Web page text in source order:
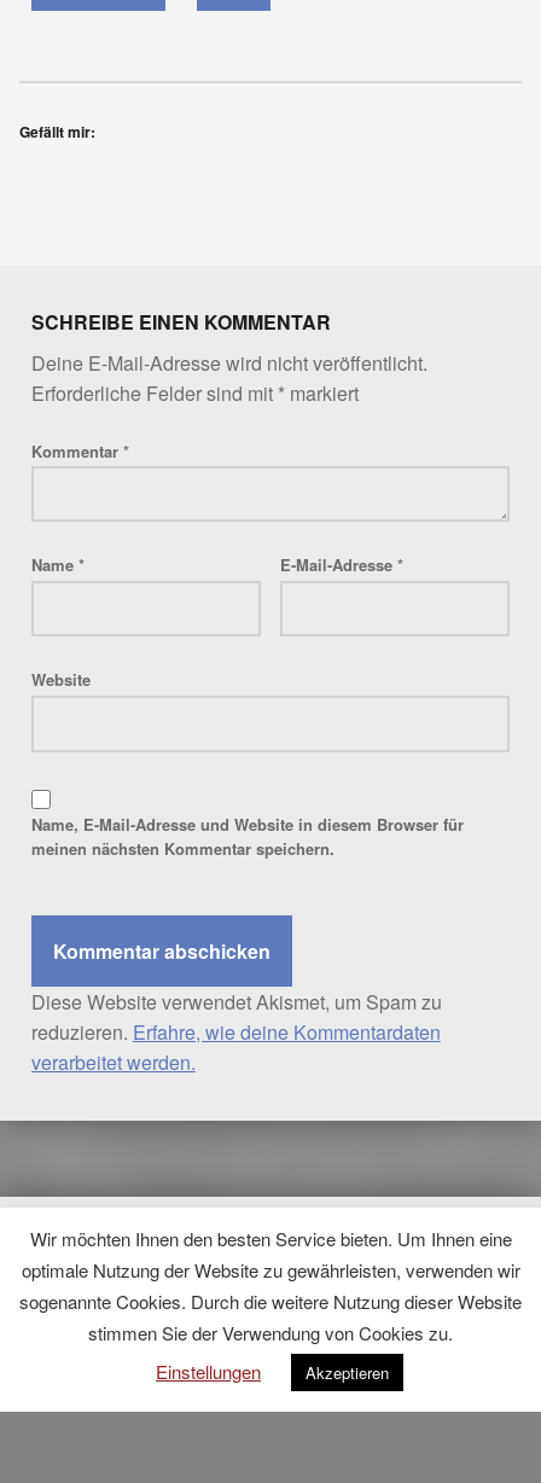
Menu
Gefällt mir:
SCHREIBE EINEN KOMMENTAR
Deine E-Mail-Adresse wird nicht veröffentlicht.
Erforderliche Felder sind mit *markiert
Kommentar *
Name * E-Mail-Adresse *
Website
Name, E-Mail-Adresse und Website in diesem Browser für
meinen nächsten Kommentar speichern.
Diese Website verwendet Akismet, um Spam zu
reduzieren. Erfahre, wie deine Kommentardaten
verarbeitet werden.
© 2026Hömma, Samma |Using WordPress theme.|
Datenschutzerklärung |Back to top ↑
Wir möchten Ihnen den besten Service bieten. Um Ihnen eine
optimale Nutzung der Website zu gewährleisten, verwenden wir
sogenannte Cookies. Durch die weitere Nutzung dieser Website
stimmen Sie der Verwendung von Cookies zu.
Einstellungen
Akzeptieren